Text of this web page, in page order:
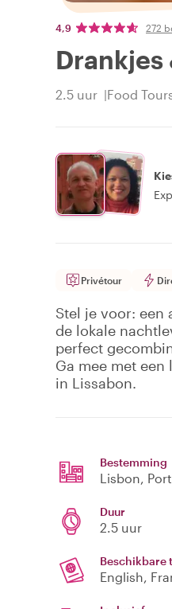
4,9 272
Drankjes
2.5 uur Food
Privétour
Stel je voor: een
de lokale
perfect
Ga mee met
in Lissabon.
Bestemming
Lisbon,
Duur
2.5 uur
Beschikbare
English,